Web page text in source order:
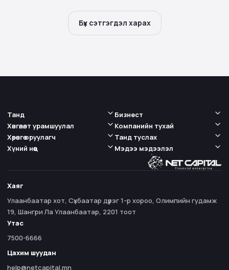
Бүх сэтгэгдэл харах
Танд
Хөнгөлөлт урамшуулал
Бизнест
Компанийн тухай
Хөрөнгө оруулагч
Хүний нөөц
Танд туслах
Мэдээ мэдээлэл
Хаяг
Улаанбаатар хот, Сүхбаатар дүүрэг 1-р хороо, Олимпийн гудамж
19, Шангри Ла Улаанбаатар, 2201 тоот
Утас
7500-6666
Цахим шуудан
help@netcapital.mn